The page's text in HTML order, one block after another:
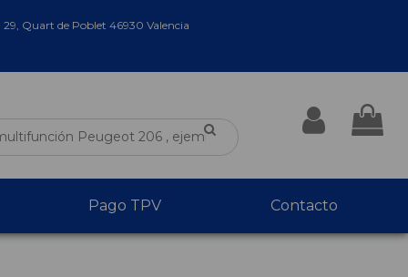
29, Quart de Poblet 46930 Valencia
Pago TPV Contacto